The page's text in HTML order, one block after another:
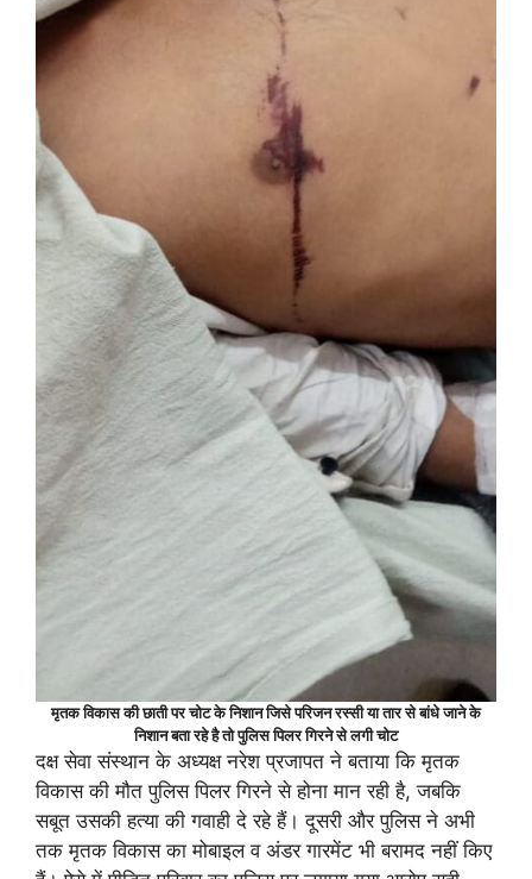
मृतक विकास की छाती पर चोट के निशान जिसे परिजन रस्सी या तार से बांधे जाने के
निशान बता रहे है तो पुलिस पिलर गिरने से लगी चोट
दक्ष सेवा संस्थान के अध्यक्ष नरेश प्रजापत ने बताया कि मृतक
विकास की मौत पुलिस पिलर गिरने से होना मान रही है, जबकि
सबूत उसकी हत्या की गवाही दे रहे हैं। दूसरी और पुलिस ने अभी
तक मृतक विकास का मोबाइल व अंडर गारमेंट भी बरामद नहीं किए